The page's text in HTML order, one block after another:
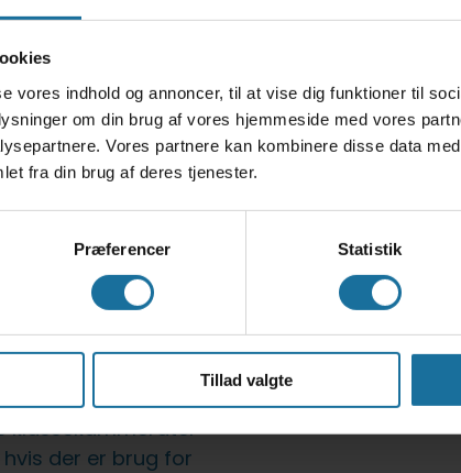
vores indhold og annoncer, til at vise dig funktioner til
om din brug af vores hjemmeside med vores
Vores partnere kan kombinere disse data
fra din brug af deres tjenester.
Præferencer Statistik
Tillad valgte
på, at
blev screenet i 4.
IT-værktøjer
haft stor hjælpe
”Samtidig
at være på
som jeg var
på HF. Hun er
matematik og går
på skolen og har
klassekammerater
der er brug for